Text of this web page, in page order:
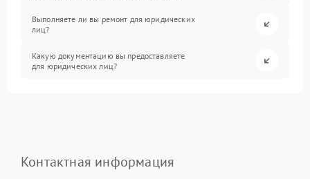
Выполняете ли вы ремонт для юридических
лиц?
Какую документацию вы предоставляете
для юридических лиц?
Контактная информация